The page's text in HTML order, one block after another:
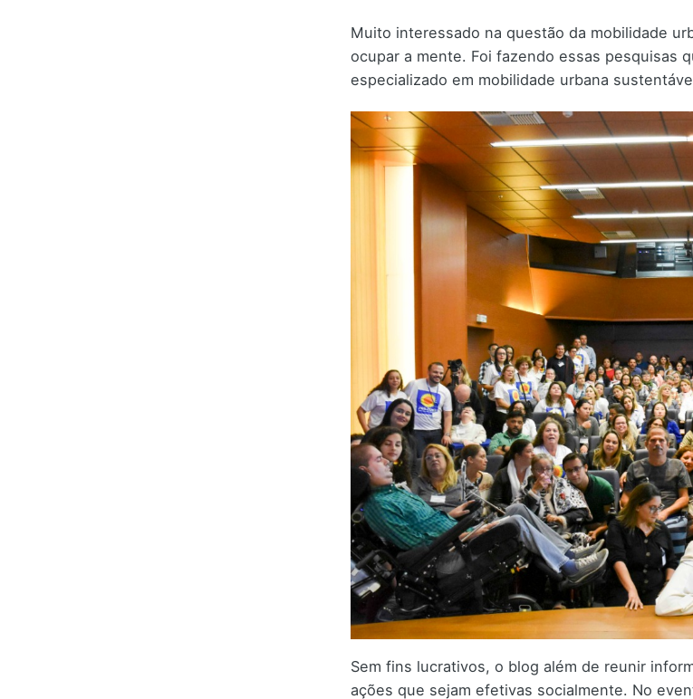
Muito interessado na questão da mobilidade
ocupar a mente. Foi fazendo essas pesquisas
especializado em mobilidade urbana
Sem fins lucrativos, o blog além de reunir
ações que sejam efetivas socialmente. No